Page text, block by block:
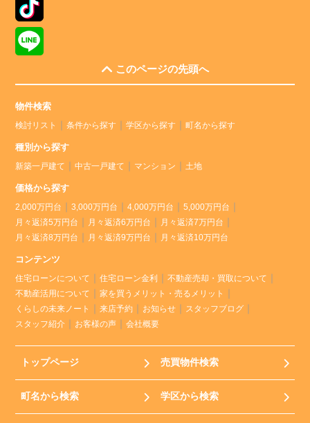
このページの先頭へ
物件検索
検討リスト 条件から探す 学区から探す 町名から探す
種別から探す
新築一戸建て 中古一戸建て マンション 土地
価格から探す
2,000万円台 3,000万円台 4,000万円台
5,000万円台
月々返済5万円台
月々返済6万円台
月々返済7万円台
月々返済8万円台
月々返済9万円台 月々返済10万円台
コンテンツ
住宅ローンについて 住宅ローン金利
不動産売却・買取について
不動産活用について
家を買うメリット・売るメリット
くらしの未来ノート
来店予約 お知らせ
スタッフブログ
スタッフ紹介
お客様の声 会社概要
トップページ 売買物件検索
町名から検索 学区から検索